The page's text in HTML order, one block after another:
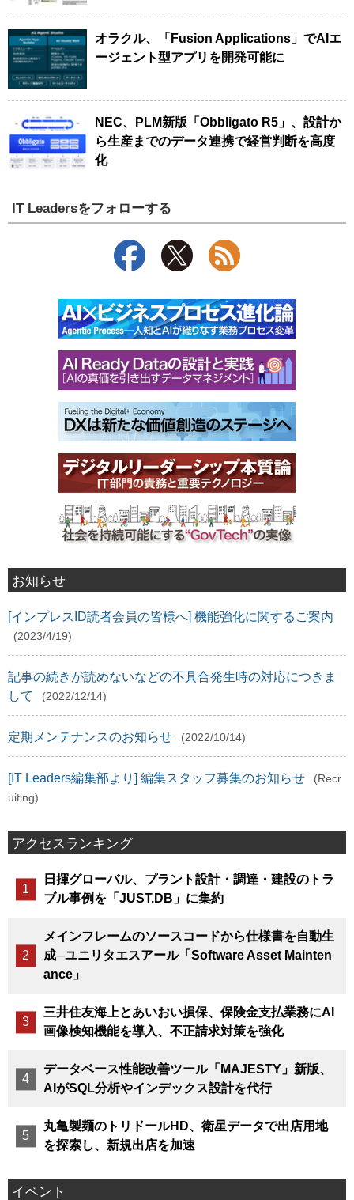
オラクル、「Fusion Applications」でAIエ
ージェント型アプリを開発可能に
NEC、PLM新版「Obbligato R5」、設計か
ら生産までのデータ連携で経営判断を高度
化
IT Leadersをフォローする
お知らせ
[インプレスID読者会員の皆様へ] 機能強化に関するご案内
(2023/4/19)
記事の続きが読めないなどの不具合発生時の対応につきま
して
(2022/12/14)
定期メンテナンスのお知らせ (2022/10/14)
[IT Leaders編集部より] 編集スタッフ募集のお知らせ
(Recr
uiting)
アクセスランキング
日揮グローバル、プラント設計・調達・建設のトラ
ブル事例を「JUST.DB」に集約
メインフレームのソースコードから仕様書を自動生
成─ユニリタエスアール「Software Asset Mainten
ance」
三井住友海上とあいおい損保、保険金支払業務にAI
画像検知機能を導入、不正請求対策を強化
データベース性能改善ツール「MAJESTY」新版、
AIがSQL分析やインデックス設計を代行
丸亀製麺のトリドールHD、衛星データで出店用地
を探索し、新規出店を加速
イベント